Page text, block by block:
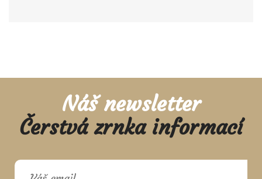
Náš newsletter
Čerstvá zrnka informací